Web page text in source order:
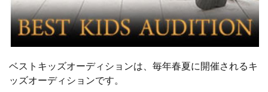
ベストキッズオーディションは、毎年春夏に開催されるキ
ッズオーディションです。